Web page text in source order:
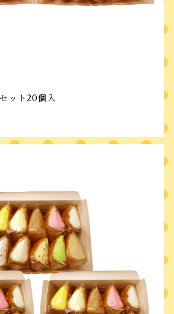
ット20個入